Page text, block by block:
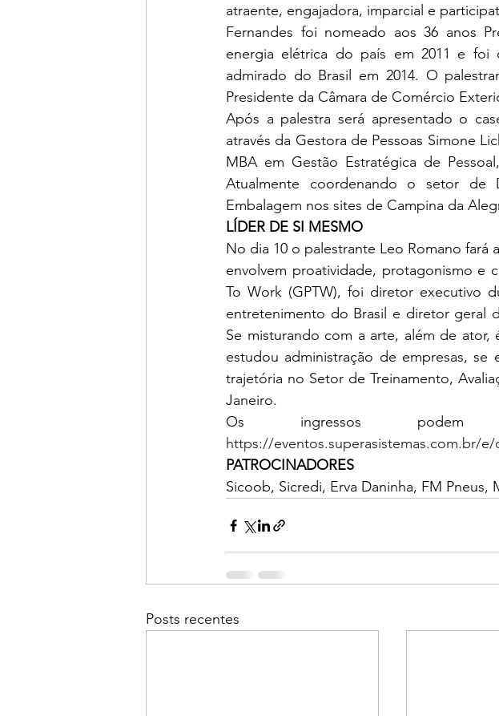
atraente, engajadora, imparcial e
Fernandes foi nomeado aos 36 anos
energia elétrica do país em 2011 e foi
admirado do Brasil em 2014. O
Presidente da Câmara de Comércio
Após a palestra será apresentado o
através da Gestora de Pessoas Simone
MBA em Gestão Estratégica de
Atualmente coordenando o setor de
Embalagem nos sites de Campina da
LÍDER DE SI MESMO
No dia 10 o palestrante Leo Romano fará
envolvem proatividade, protagonismo e
To Work (GPTW), foi diretor executivo
entretenimento do Brasil e diretor geral
Se misturando com a arte, além de
estudou administração de empresas, se
trajetória no Setor de Treinamento,
Janeiro.
https://eventos.superasistemas.com.br/
PATROCINADORES
Sicoob, Sicredi, Erva Daninha, FM
Posts recentes